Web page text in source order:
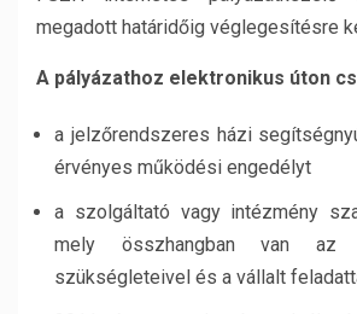
megadott határidőig véglegesítésre
A pályázathoz elektronikus úton
a jelzőrendszeres házi
érvényes működési engedélyt
a szolgáltató vagy intézmény
mely összhangban van az
szükségleteivel és a vállalt